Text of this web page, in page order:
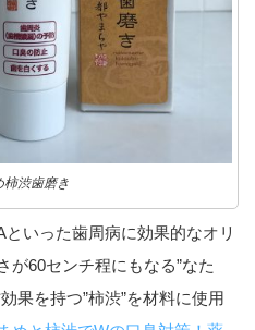
柿渋歯磨き
いった歯周病に効果的なオリ
が60センチ程にもなる”なた
果を持つ”柿渋”を材料に使用